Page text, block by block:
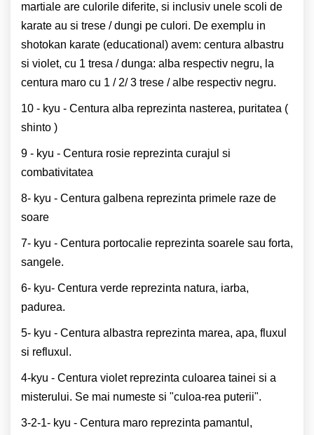
martiale are culorile diferite, si inclusiv unele scoli de
karate au si trese / dungi pe culori. De exemplu in
shotokan karate (educational) avem: centura albastru
si violet, cu 1 tresa / dunga: alba respectiv negru, la
centura maro cu 1 / 2/ 3 trese / albe respectiv negru.
10 - kyu - Centura alba reprezinta nasterea, puritatea (
shinto )
9 - kyu - Centura rosie reprezinta curajul si
combativitatea
8- kyu - Centura galbena reprezinta primele raze de
soare
7- kyu - Centura portocalie reprezinta soarele sau forta,
sangele.
6- kyu- Centura verde reprezinta natura, iarba,
padurea.
5- kyu - Centura albastra reprezinta marea, apa, fluxul
si refluxul.
4-kyu - Centura violet reprezinta culoarea tainei si a
misterului. Se mai numeste si "culoa-rea puterii".
3-2-1- kyu - Centura maro reprezinta pamantul,